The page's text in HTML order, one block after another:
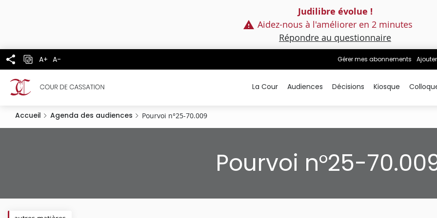
Judilibre évolue !
Aidez-nous à l'améliorer en 2 minutes
Répondre au questionnaire
A+ A- Gérer mes abonnements
La Cour Audiences Décisions Kiosque
Accueil Agenda des audiences Pourvoi n°25-70.009
Pourvoi n°25-